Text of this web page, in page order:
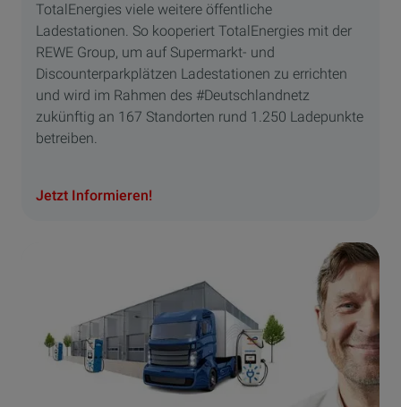
TotalEnergies viele weitere öffentliche
Ladestationen. So kooperiert TotalEnergies mit der
REWE Group, um auf Supermarkt- und
Discounterparkplätzen Ladestationen zu errichten
und wird im Rahmen des #Deutschlandnetz
zukünftig an 167 Standorten rund 1.250 Ladepunkte
betreiben.
Jetzt Informieren!